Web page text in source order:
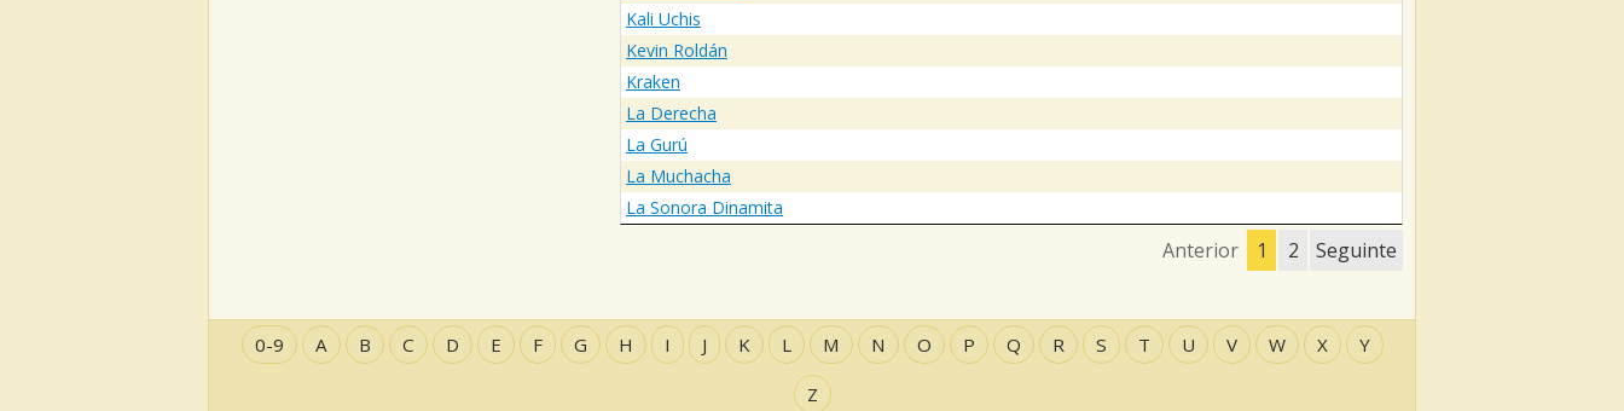
Kali Uchis
Kevin Roldán
Kraken
La Derecha
La Gurú
La Muchacha
La Sonora Dinamita
Anterior 1 2 Seguinte
0-9 A B C D E F G H I J K L M N O P Q R S T U V W X Y
Z